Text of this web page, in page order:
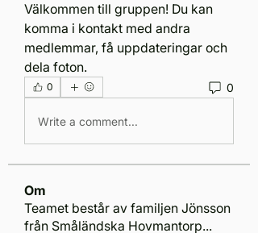
Välkommen till gruppen! Du kan
komma i kontakt med andra
medlemmar, få uppdateringar och
dela foton.
0 0
Write a comment...
Om
Teamet består av familjen Jönsson
från Småländska Hovmantorp...